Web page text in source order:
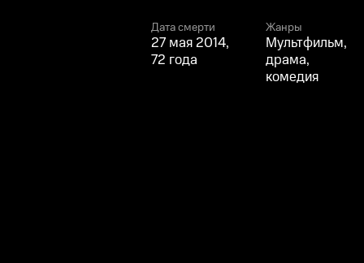
Дата смерти
27 мая 2014,
72 года
Жанры
Мультфильм,
драма,
комедия